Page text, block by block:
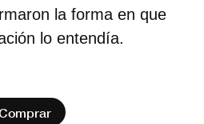
la forma en que
lo entendía.